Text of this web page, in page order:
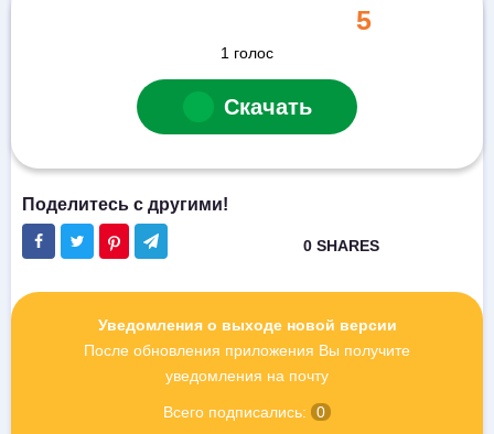
5
1 голос
Скачать
Уведомления о выходе новой версии
После обновления приложения Вы получите
уведомления на почту
Всего подписались: 0